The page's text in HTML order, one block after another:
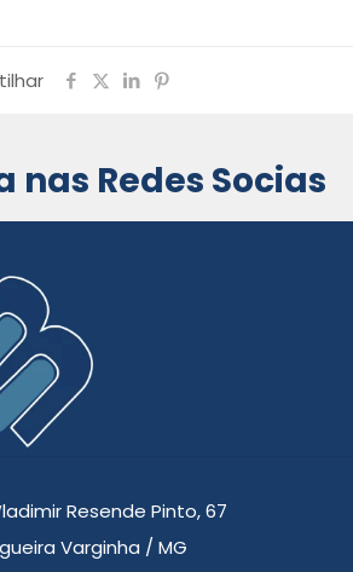
nas Redes Socias
Resende Pinto, 67
Varginha / MG